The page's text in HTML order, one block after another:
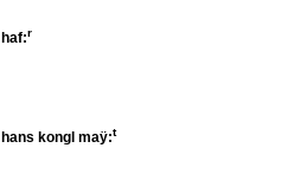
haf:r
hans kongl maÿ:t